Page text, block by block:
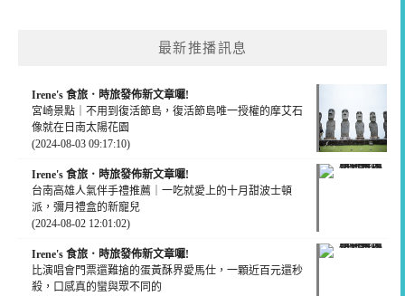
最新推播訊息
Irene's 食旅．時旅發佈新文章囉!
宮崎景點｜不用到復活節島，復活節島唯一授權的摩艾石
像就在日南太陽花園
(2024-08-03 09:17:10)
Irene's 食旅．時旅發佈新文章囉!
台南高雄人氣伴手禮推薦｜一吃就愛上的十月甜波士頓
派，彌月禮盒的新寵兒
(2024-08-02 12:01:02)
Irene's 食旅．時旅發佈新文章囉!
比演唱會門票還難搶的蛋黃酥界愛馬仕，一顆近百元還秒
殺，口感真的蠻與眾不同的